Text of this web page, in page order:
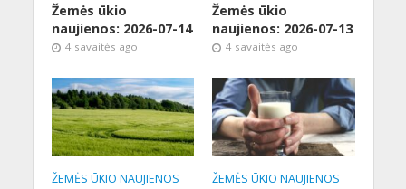
Žemės ūkio
naujienos: 2026-07-14
4 savaitės ago
Žemės ūkio
naujienos: 2026-07-13
4 savaitės ago
ŽEMĖS ŪKIO NAUJIENOS ŽEMĖS ŪKIO NAUJIENOS